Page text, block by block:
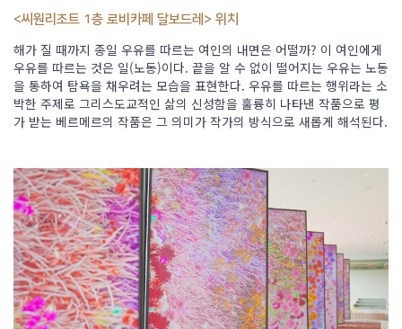
<씨원리조트 1층 로비카페 달보드레> 위치
해가 질 때까지 종일 우유를 따르는 여인의 내면은 어떨까? 이 여인에게
우유를 따르는 것은 일(노동)이다. 끝을 알 수 없이 떨어지는 우유는 노동
을 통하여 탐욕을 채우려는 모습을 표현한다. 우유를 따르는 행위라는 소
박한 주제로 그리스도교적인 삶의 신성함을 훌륭히 나타낸 작품으로 평
가 받는 베르메르의 작품은 그 의미가 작가의 방식으로 새롭게 해석된다.